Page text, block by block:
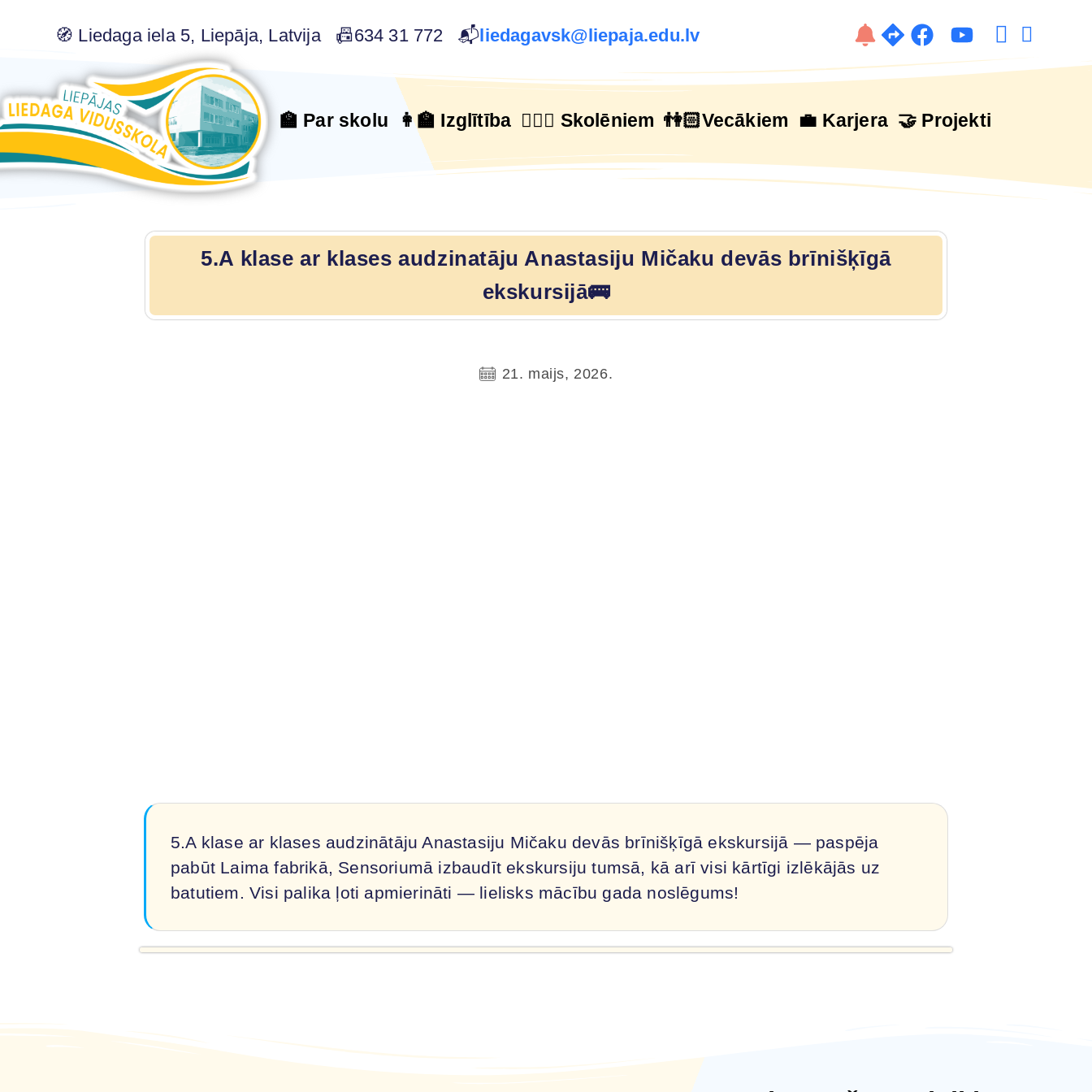
🧭 Liedaga iela 5, Liepāja, Latvija 📠634 31 772 📬 liedagavsk@liepaja.edu.lv
🏫 Par skolu 👩‍🏫 Izglītība 🙋🏻‍♂️ Skolēniem 👫🏻Vecākiem 💼 Karjera 🤝 Projekti
5.A klase ar klases audzinatāju Anastasiju Mičaku devās brīnišķīgā
ekskursijā🚌
21. maijs, 2026.
5.A klase ar klases audzinātāju Anastasiju Mičaku devās brīnišķīgā ekskursijā — paspēja
pabūt Laima fabrikā, Sensoriumā izbaudīt ekskursiju tumsā, kā arī visi kārtīgi izlēkājās uz
batutiem. Visi palika ļoti apmierināti — lielisks mācību gada noslēgums!